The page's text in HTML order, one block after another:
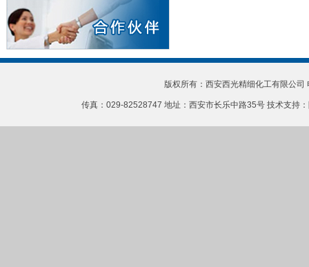
版权所有：西安西光精细化工有限公
传真：029-82528747 地址：西安市长乐中路35号 技术支持：